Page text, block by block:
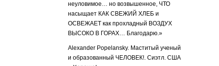
неуловимое… но возвышенное, ЧТО
насыщает КАК СВЕЖИЙ ХЛЕБ и
ОСВЕЖАЕТ как прохладный ВОЗДУХ
ВЫСОКО В ГОРАХ… Благодарю.»
Alexander Popelansky. Маститый ученый
и образованный ЧЕЛОВЕК!. Сиэтл. США